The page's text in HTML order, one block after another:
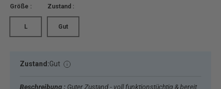
Größe :
L
Zustand :
Gut
Zustand:Gut
Beschreibung : Guter Zustand - voll funktionstüchtig & bereit